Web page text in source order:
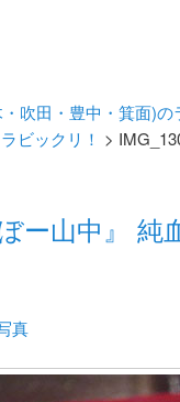
吹田・豊中・箕面)
ビックリ！ >
ー山中』
真